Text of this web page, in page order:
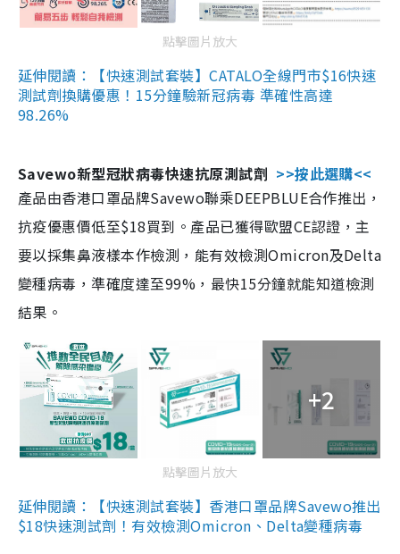
點擊圖片放大
延伸閱讀：【快速測試套裝】CATALO全線門市$16快速
測試劑換購優惠！15分鐘驗新冠病毒 準確性高達
98.26%
Savewo新型冠狀病毒快速抗原測試劑 >>按此選購<<
產品由香港口罩品牌Savewo聯乘DEEPBLUE合作推出，
抗疫優惠價低至$18買到。產品已獲得歐盟CE認證，主
要以採集鼻液樣本作檢測，能有效檢測Omicron及Delta
變種病毒，準確度達至99%，最快15分鐘就能知道檢測
結果。
+2
點擊圖片放大
延伸閱讀：【快速測試套裝】香港口罩品牌Savewo推出
$18快速測試劑！有效檢測Omicron、Delta變種病毒